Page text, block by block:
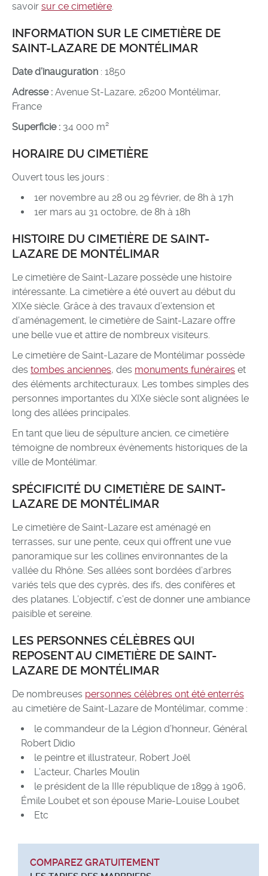
savoir sur ce cimetière.
INFORMATION SUR LE CIMETIÈRE DE
SAINT-LAZARE DE MONTÉLIMAR
Date d’inauguration : 1850
Adresse : Avenue St-Lazare, 26200 Montélimar,
France
Superficie : 34 000 m²
HORAIRE DU CIMETIÈRE
Ouvert tous les jours :
1er novembre au 28 ou 29 février, de 8h à 17h
1er mars au 31 octobre, de 8h à 18h
HISTOIRE DU CIMETIÈRE DE SAINT-
LAZARE DE MONTÉLIMAR
Le cimetière de Saint-Lazare possède une histoire
intéressante. La cimetière a été ouvert au début du
XIXe siècle. Grâce à des travaux d’extension et
d’aménagement, le cimetière de Saint-Lazare offre
une belle vue et attire de nombreux visiteurs.
Le cimetière de Saint-Lazare de Montélimar possède
des tombes anciennes, des monuments funéraires et
des éléments architecturaux. Les tombes simples des
personnes importantes du XIXe siècle sont alignées le
long des allées principales.
En tant que lieu de sépulture ancien, ce cimetière
témoigne de nombreux évènements historiques de la
ville de Montélimar.
SPÉCIFICITÉ DU CIMETIÈRE DE SAINT-
LAZARE DE MONTÉLIMAR
Le cimetière de Saint-Lazare est aménagé en
terrasses, sur une pente, ceux qui offrent une vue
panoramique sur les collines environnantes de la
vallée du Rhône. Ses allées sont bordées d’arbres
variés tels que des cyprès, des ifs, des conifères et
des platanes. L’objectif, c’est de donner une ambiance
paisible et sereine.
LES PERSONNES CÉLÈBRES QUI
REPOSENT AU CIMETIÈRE DE SAINT-
LAZARE DE MONTÉLIMAR
De nombreuses personnes célèbres ont été enterrés
au cimetière de Saint-Lazare de Montélimar, comme :
le commandeur de la Légion d’honneur, Général
Robert Didio
le peintre et illustrateur, Robert Joël
L’acteur, Charles Moulin
le président de la IIIe république de 1899 à 1906,
Émile Loubet et son épouse Marie-Louise Loubet
Etc
COMPAREZ GRATUITEMENT